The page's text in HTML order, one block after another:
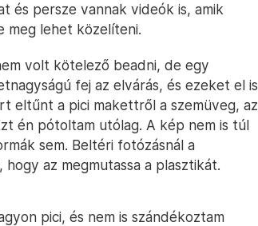
és persze vannak videók is, amik
meg lehet közelíteni.
volt kötelező beadni, de egy
fej az elvárás, és ezeket el is
eltűnt a pici makettről a szemüveg, az
én pótoltam utólag. A kép nem is túl
sem. Beltéri fotózásnál a
az megmutassa a plasztikát.
pici, és nem is szándékoztam